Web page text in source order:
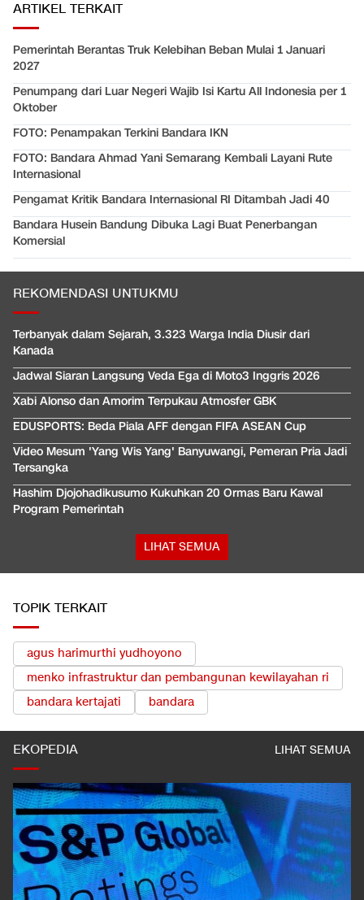
ARTIKEL TERKAIT
Pemerintah Berantas Truk Kelebihan Beban Mulai 1 Januari
2027
Penumpang dari Luar Negeri Wajib Isi Kartu All Indonesia per 1
Oktober
FOTO: Penampakan Terkini Bandara IKN
FOTO: Bandara Ahmad Yani Semarang Kembali Layani Rute
Internasional
Pengamat Kritik Bandara Internasional RI Ditambah Jadi 40
Bandara Husein Bandung Dibuka Lagi Buat Penerbangan
Komersial
REKOMENDASI UNTUKMU
Terbanyak dalam Sejarah, 3.323 Warga India Diusir dari
Kanada
Jadwal Siaran Langsung Veda Ega di Moto3 Inggris 2026
Xabi Alonso dan Amorim Terpukau Atmosfer GBK
EDUSPORTS: Beda Piala AFF dengan FIFA ASEAN Cup
Video Mesum 'Yang Wis Yang' Banyuwangi, Pemeran Pria Jadi
Tersangka
Hashim Djojohadikusumo Kukuhkan 20 Ormas Baru Kawal
Program Pemerintah
LIHAT SEMUA
TOPIK TERKAIT
agus harimurthi yudhoyono
menko infrastruktur dan pembangunan kewilayahan ri
bandara kertajati
bandara
EKOPEDIA LIHAT SEMUA